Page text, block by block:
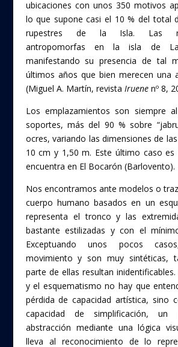
ubicaciones con unos 350 motivos
lo que supone casi el 10 % del total
rupestres de la Isla. Las
antropomorfas en la isla de
manifestando su presencia de tal
últimos años que bien merecen una
(Miguel A. Martín, revista Iruenenº 8,
Los emplazamientos son siempre
soportes, más del 90 % sobre
ocres, variando las dimensiones de
10 cm y 1,50 m. Este último caso es
encuentra en El Bocarón (Barlovento).
Nos encontramos ante modelos o
cuerpo humano basados en un
representa el tronco y las
bastante estilizadas y con el
Exceptuando unos pocos
movimiento y son muy sintéticas,
parte de ellas resultan
y el esquematismo no hay que
pérdida de capacidad artística, sino
capacidad de simplificación,
abstracción mediante una lógica
lleva al reconocimiento de lo